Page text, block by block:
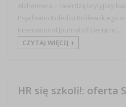
Alzheimera – twierdzą brytyjscy
Psychiatrii Koledżu Królewskiego w
International Journal of Geriatric ...
CZYTAJ WIĘCEJ +
HR się szkoli!: oferta